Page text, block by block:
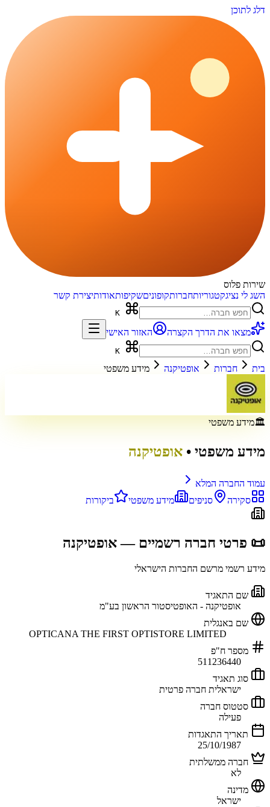
דלג לתוכן
שירות פלוס
השג לי נציגקטגוריותחברותקופוניםשקיפותאודותיצירת קשר
מצאו את הדרך הקצרה האזור האישי
בית חברות אופטיקנה מידע משפטי
🏛️מידע משפטי
מידע משפטי • אופטיקנה
עמוד החברה המלא
סקירה
סניפים מידע משפטי ביקורות
📜 פרטי חברה רשמיים — אופטיקנה
מידע רשמי מרשם החברות הישראלי
שם התאגיד
אופטיקנה - האופטיסטור הראשון בע"מ
שם באנגלית
OPTICANA THE FIRST OPTISTORE LIMITED
מספר ח"פ
511236440
סוג תאגיד
ישראלית חברה פרטית
סטטוס חברה
פעילה
תאריך התאגדות
25/10/1987
חברה ממשלתית
לא
מדינה
ישראל